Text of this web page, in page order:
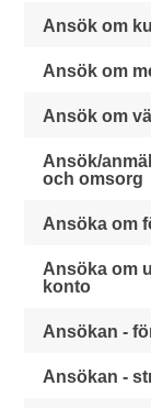
Ansök om
Ansök om
Ansök om
Ansök/
och omsorg
Ansöka om
Ansöka om
konto
Ansökan -
Ansökan -